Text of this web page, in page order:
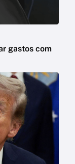
gastos com